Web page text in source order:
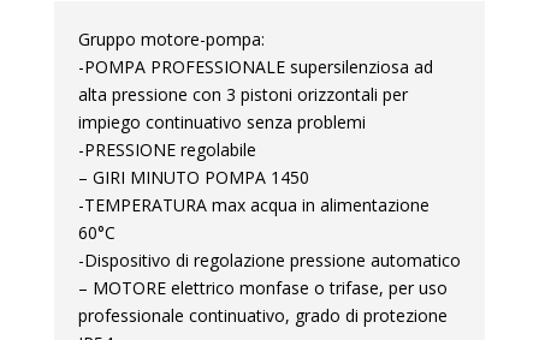
Gruppo motore-pompa:
-POMPA PROFESSIONALE supersilenziosa ad
alta pressione con 3 pistoni orizzontali per
impiego continuativo senza problemi
-PRESSIONE regolabile
– GIRI MINUTO POMPA 1450
-TEMPERATURA max acqua in alimentazione
60°C
-Dispositivo di regolazione pressione automatico
– MOTORE elettrico monfase o trifase, per uso
professionale continuativo, grado di protezione